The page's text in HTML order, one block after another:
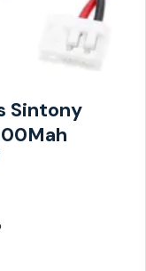
Sintony